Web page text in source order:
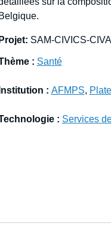
Belgique.
Projet: SAM-CIVICS-
: Santé
Institution : AFMPS,
: Services